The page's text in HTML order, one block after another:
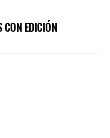
CON EDICIÓN